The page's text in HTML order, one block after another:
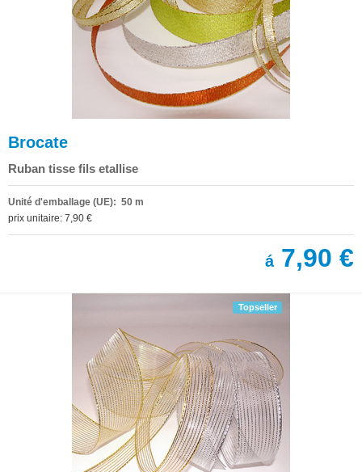
Brocate
Ruban tisse fils etallise
Unité d'emballage (UE): 50 m
prix unitaire: 7,90 €
á7,90 €
Topseller